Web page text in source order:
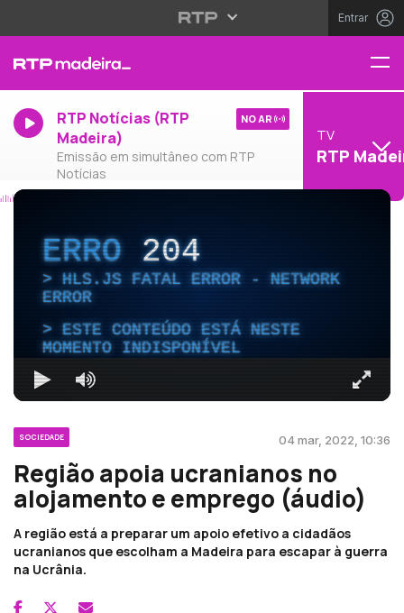
Entrar
RTP Notícias (RTP
Madeira)
Emissão em simultâneo com RTP
Notícias
NO AR
TV
RTP
ERRO204
HLS.JS FATAL ERROR - NETWORK
ERROR
ESTE CONTEÚDO ESTÁ NESTE
MOMENTO INDISPONÍVEL
SOCIEDADE 04 mar, 2022, 10:36
Região apoia ucranianos no
alojamento e emprego (áudio)
A região está a preparar um apoio efetivo a cidadãos
ucranianos que escolham a Madeira para escapar à guerra
na Ucrânia.